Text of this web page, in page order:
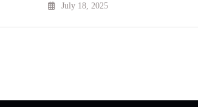
July 18, 2025